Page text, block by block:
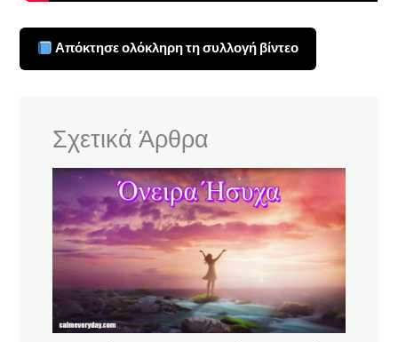
Απόκτησε ολόκληρη τη συλλογή βίντεο
Σχετικά Άρθρα